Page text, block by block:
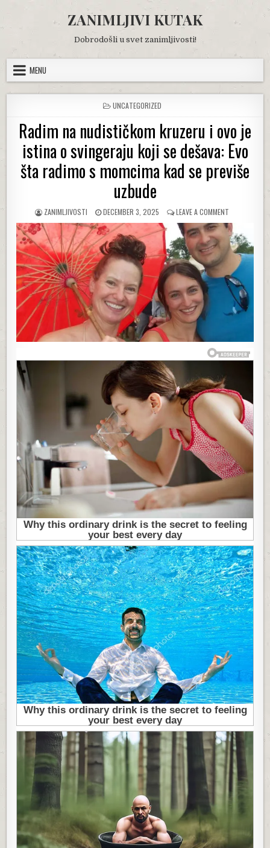
content
ZANIMLJIVI KUTAK
Dobrodošli u svet zanimljivosti!
MENU
POSTED
IN
UNCATEGORIZED
Radim na nudističkom kruzeru i ovo je
istina o svingeraju koji se dešava: Evo
šta radimo s momcima kad se previše
uzbude
AUTHOR:
ZANIMLJIVOSTI
PUBLISHED
DATE:
DECEMBER 3, 2025 LEAVE A COMMENT
RADIM
NA
NUDISTIČKOM
KRUZERU
OVO
JE
ISTINA
SVINGERAJU
DEŠAVA:
EVO
MOMCIMA
KAD
SE
PREVIŠE
UZBUDE